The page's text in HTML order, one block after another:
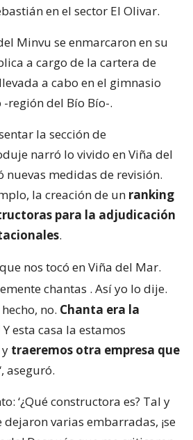
en el sector El Olivar.
Minvu se enmarcaron en su
a cargo de la cartera de
a cabo en el gimnasio
región del Bío Bío-.
la sección de
narró lo vivido en Viña del
nuevas medidas de revisión.
la creación de un ranking
para la adjudicación
.
nos tocó en Viña del Mar.
chantas . Así yo lo dije.
no. Chanta era la
Y esta casa la estamos
traeremos otra empresa que
aseguró.
‘¿Qué constructora es? Tal y
dejaron varias embarradas, ¡se